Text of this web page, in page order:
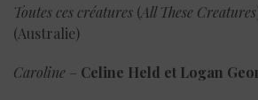
Toutes ces créatures (All These Creatures
(Australie)
Caroline – Celine Held et Logan